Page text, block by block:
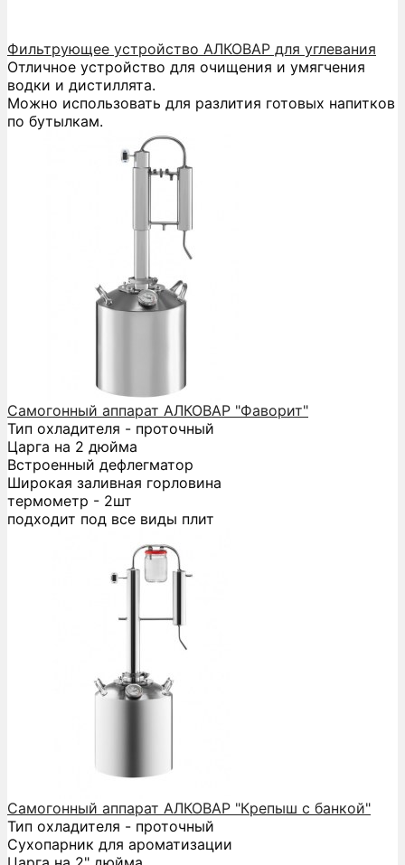
Фильтрующее устройство АЛКОВАР для углевания
Отличное устройство для очищения и умягчения
водки и дистиллята.
Можно использовать для разлития готовых напитков
по бутылкам.
Самогонный аппарат АЛКОВАР "Фаворит"
Тип охладителя - проточный
Царга на 2 дюйма
Встроенный дефлегматор
Широкая заливная горловина
термометр - 2шт
подходит под все виды плит
Самогонный аппарат АЛКОВАР "Крепыш с банкой"
Тип охладителя - проточный
Сухопарник для ароматизации